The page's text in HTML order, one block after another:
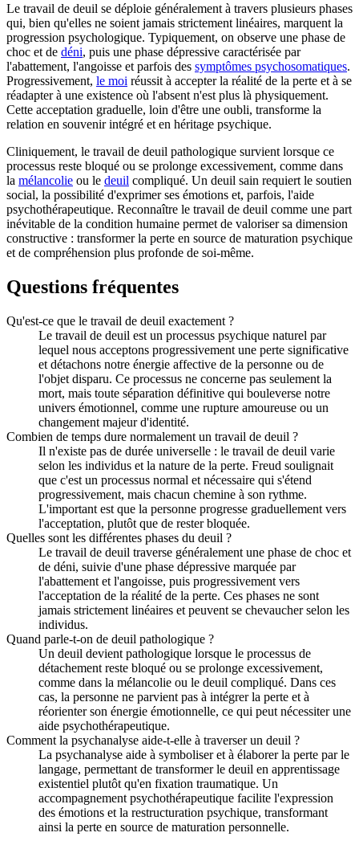
Le travail de deuil se déploie généralement à travers plusieurs phases
qui, bien qu'elles ne soient jamais strictement linéaires, marquent la
progression psychologique. Typiquement, on observe une phase de
choc et de déni, puis une phase dépressive caractérisée par
l'abattement, l'angoisse et parfois des symptômes psychosomatiques.
Progressivement, le moi réussit à accepter la réalité de la perte et à se
réadapter à une existence où l'absent n'est plus là physiquement.
Cette acceptation graduelle, loin d'être une oubli, transforme la
relation en souvenir intégré et en héritage psychique.
Cliniquement, le travail de deuil pathologique survient lorsque ce
processus reste bloqué ou se prolonge excessivement, comme dans
la mélancolie ou le deuil compliqué. Un deuil sain requiert le soutien
social, la possibilité d'exprimer ses émotions et, parfois, l'aide
psychothérapeutique. Reconnaître le travail de deuil comme une part
inévitable de la condition humaine permet de valoriser sa dimension
constructive : transformer la perte en source de maturation psychique
et de compréhension plus profonde de soi-même.
Questions fréquentes
Qu'est-ce que le travail de deuil exactement ?
Le travail de deuil est un processus psychique naturel par
lequel nous acceptons progressivement une perte significative
et détachons notre énergie affective de la personne ou de
l'objet disparu. Ce processus ne concerne pas seulement la
mort, mais toute séparation définitive qui bouleverse notre
univers émotionnel, comme une rupture amoureuse ou un
changement majeur d'identité.
Combien de temps dure normalement un travail de deuil ?
Il n'existe pas de durée universelle : le travail de deuil varie
selon les individus et la nature de la perte. Freud soulignait
que c'est un processus normal et nécessaire qui s'étend
progressivement, mais chacun chemine à son rythme.
L'important est que la personne progresse graduellement vers
l'acceptation, plutôt que de rester bloquée.
Quelles sont les différentes phases du deuil ?
Le travail de deuil traverse généralement une phase de choc et
de déni, suivie d'une phase dépressive marquée par
l'abattement et l'angoisse, puis progressivement vers
l'acceptation de la réalité de la perte. Ces phases ne sont
jamais strictement linéaires et peuvent se chevaucher selon les
individus.
Quand parle-t-on de deuil pathologique ?
Un deuil devient pathologique lorsque le processus de
détachement reste bloqué ou se prolonge excessivement,
comme dans la mélancolie ou le deuil compliqué. Dans ces
cas, la personne ne parvient pas à intégrer la perte et à
réorienter son énergie émotionnelle, ce qui peut nécessiter une
aide psychothérapeutique.
Comment la psychanalyse aide-t-elle à traverser un deuil ?
La psychanalyse aide à symboliser et à élaborer la perte par le
langage, permettant de transformer le deuil en apprentissage
existentiel plutôt qu'en fixation traumatique. Un
accompagnement psychothérapeutique facilite l'expression
des émotions et la restructuration psychique, transformant
ainsi la perte en source de maturation personnelle.